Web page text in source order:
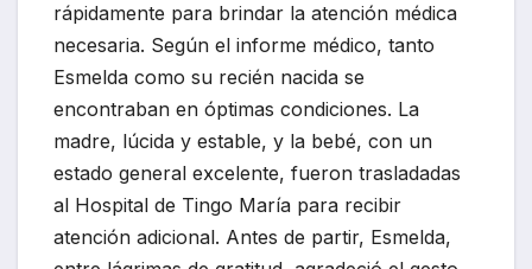
rápidamente para brindar la atención médica
necesaria. Según el informe médico, tanto
Esmelda como su recién nacida se
encontraban en óptimas condiciones. La
madre, lúcida y estable, y la bebé, con un
estado general excelente, fueron trasladadas
al Hospital de Tingo María para recibir
atención adicional. Antes de partir, Esmelda,